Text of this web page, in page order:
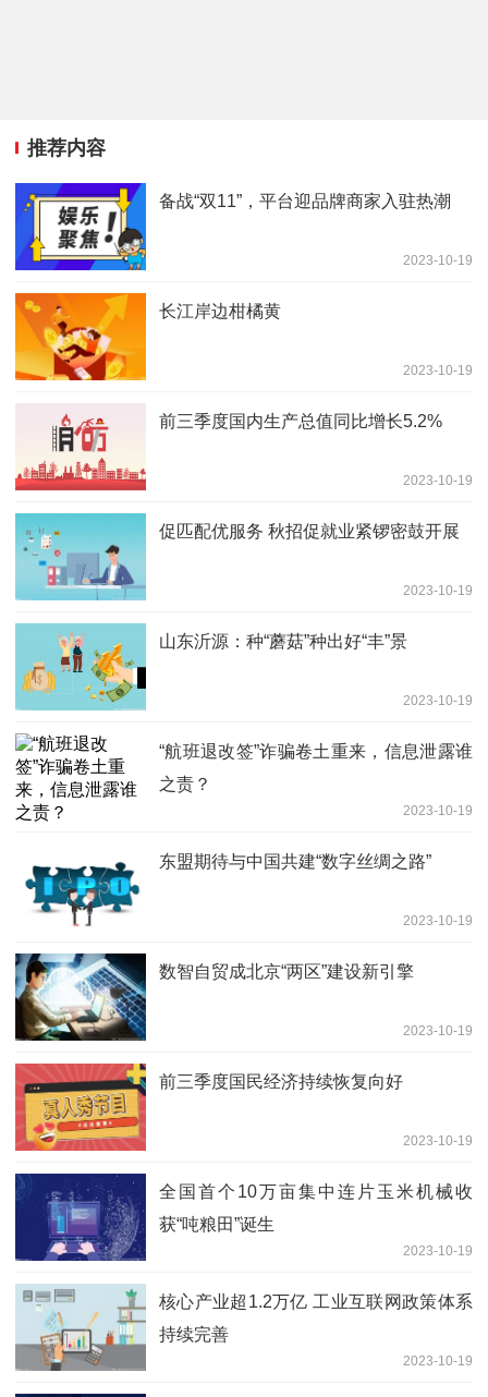
推荐内容
备战“双11”，平台迎品牌商家入驻热潮
2023-10-19
长江岸边柑橘黄
2023-10-19
前三季度国内生产总值同比增长5.2%
2023-10-19
促匹配优服务 秋招促就业紧锣密鼓开展
2023-10-19
山东沂源：种“蘑菇”种出好“丰”景
2023-10-19
“航班退改签”诈骗卷土重来，信息泄露谁
之责？
2023-10-19
东盟期待与中国共建“数字丝绸之路”
2023-10-19
数智自贸成北京“两区”建设新引擎
2023-10-19
前三季度国民经济持续恢复向好
2023-10-19
全国首个10万亩集中连片玉米机械收
获“吨粮田”诞生
2023-10-19
核心产业超1.2万亿 工业互联网政策体系
持续完善
2023-10-19